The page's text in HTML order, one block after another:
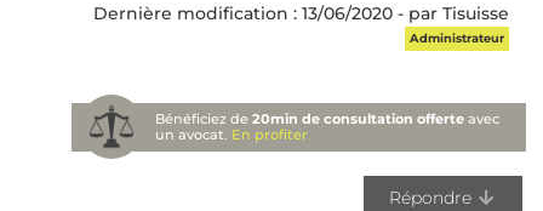
Dernière modification : 13/06/2020 - par Tisuisse
Administrateur
Bénéficiez de20min de consultation offerte avec
un avocat. En profiter
Répondre